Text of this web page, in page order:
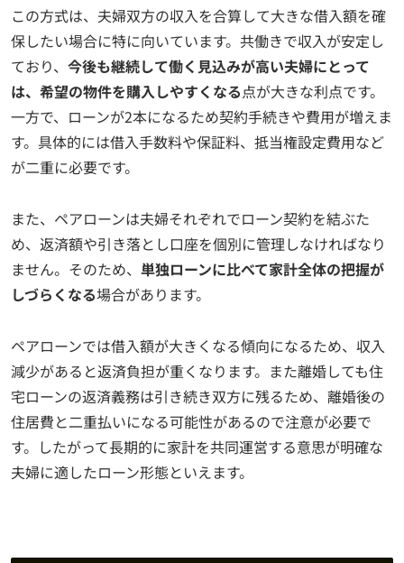
この方式は、夫婦双方の収入を合算して大きな借入額を確
保したい場合に特に向いています。共働きで収入が安定し
ており、 今後も継続して働く見込みが高い夫婦にとって
は、希望の物件を購入しやすくなる点が大きな利点です。
一方で、ローンが2本になるため契約手続きや費用が増えま
す。具体的には借入手数料や保証料、抵当権設定費用など
が二重に必要です。
また、ペアローンは夫婦それぞれでローン契約を結ぶた
め、返済額や引き落とし口座を個別に管理しなければなり
ません。そのため、 単独ローンに比べて家計全体の把握が
しづらくなる場合があります。
ペアローンでは借入額が大きくなる傾向になるため、収入
減少があると返済負担が重くなります。また離婚しても住
宅ローンの返済義務は引き続き双方に残るため、離婚後の
住居費と二重払いになる可能性があるので注意が必要で
す。したがって長期的に家計を共同運営する意思が明確な
夫婦に適したローン形態といえます。